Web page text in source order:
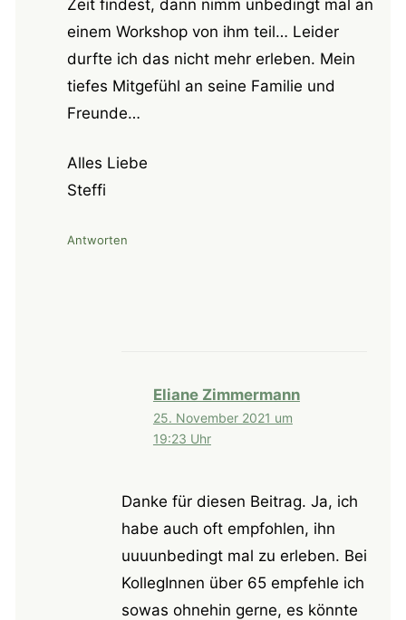
Zeit findest, dann nimm unbedingt mal an
einem Workshop von ihm teil… Leider
durfte ich das nicht mehr erleben. Mein
tiefes Mitgefühl an seine Familie und
Freunde…
Alles Liebe
Steffi
Antworten
Eliane Zimmermann
25. November 2021 um
19:23 Uhr
Danke für diesen Beitrag. Ja, ich
habe auch oft empfohlen, ihn
uuuunbedingt mal zu erleben. Bei
KollegInnen über 65 empfehle ich
sowas ohnehin gerne, es könnte